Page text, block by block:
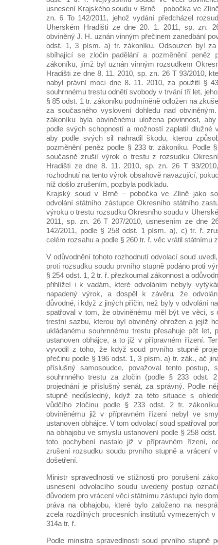
usnesení Krajského soudu v Brně – pobočka ve
zn. 6 To 142/2011, jehož vydání předcházel
Uherském Hradišti ze dne 20. 1. 2011, sp. zn.
obviněný J. H. uznán vinným přečinem zanedbání
odst. 1, 3 písm. a) tr. zákoníku. Odsouzen byl
sbíhající se zločin padělání a pozměnění peněz
zákoníku, jímž byl uznán vinným rozsudkem
Hradišti ze dne 8. 11. 2010, sp. zn. 26 T 93/2010,
nabyl právní moci dne 8. 11. 2010, za použití §
souhrnnému trestu odnětí svobody v trvání tří let,
§ 85 odst. 1 tr. zákoníku podmíněně odložen na
za současného vyslovení dohledu nad
zákoníku byla obviněnému uložena povinnost,
podle svých schopností a možností zaplatil dlužné
aby podle svých sil nahradil škodu, kterou
pozměnění peněz podle § 233 tr. zákoníku. Podle
současně zrušil výrok o trestu z rozsudku
Hradišti ze dne 8. 11. 2010, sp. zn. 26 T 93/
rozhodnutí na tento výrok obsahově navazující,
níž došlo zrušením, pozbyla podkladu.
Krajský soud v Brně – pobočka ve Zlíně jako
odvolání státního zástupce Okresního státního
výroku o trestu rozsudku Okresního soudu v
2011, sp. zn. 26 T 207/2010, usnesením ze dne
142/2011, podle § 258 odst. 1 písm. a), c) tr. ř.
celém rozsahu a podle § 260 tr. ř. věc vrátil státnímu
V odůvodnění tohoto rozhodnutí odvolací soud
proti rozsudku soudu prvního stupně podáno proti
§ 254 odst. 1, 2 tr. ř. přezkoumal zákonnost a
přihlížel i k vadám, které odvoláním nebyly
napadený výrok, a dospěl k závěru, že
důvodné, i když z jiných příčin, než byly v odvolání
spatřoval v tom, že obviněnému měl být ve věci, s
trestní sazbu, kterou byl obviněný ohrožen a jejíž
ukládanému souhrnnému trestu přesahuje pět
ustanoven obhájce, a to již v přípravném řízení.
vyvodil z toho, že když soud prvního stupně
přečinu podle § 196 odst. 1, 3 písm. a) tr. zák., ač
příslušný samosoudce, považoval tento postup,
souhrnného trestu za zločin (podle § 233 odst.
projednání je příslušný senát, za správný. Podle
stupně nedůsledný, když za této situace s
vůdčího zločinu podle § 233 odst. 2 tr.
obviněnému již v přípravném řízení nebyl ve
ustanoven obhájce. V tom odvolací soud spatřoval
na obhajobu ve smyslu ustanovení podle § 258
toto pochybení nastalo již v přípravném řízení,
zrušení rozsudku soudu prvního stupně a vrácení
došetření.
Ministr spravedlnosti ve stížnosti pro porušení
usnesení odvolacího soudu uvedený postup
důvodem pro vrácení věci státnímu zástupci bylo
práva na obhajobu, které bylo založeno na
zcela rozdílných procesních institutů vymezených
314a tr. ř.
Podle ministra spravedlnosti soud prvního stupně